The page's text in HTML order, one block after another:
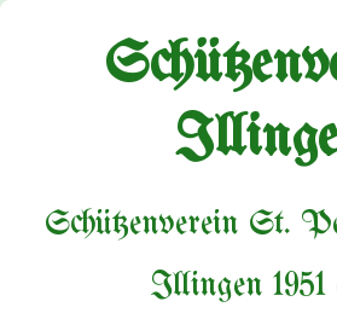
Schützenverein St.
Illingen 1951